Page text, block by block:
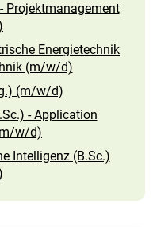
Projektmanagement
Energietechnik
(m/w/d)
(m/w/d)
- Application
w/d)
Intelligenz (B.Sc.)